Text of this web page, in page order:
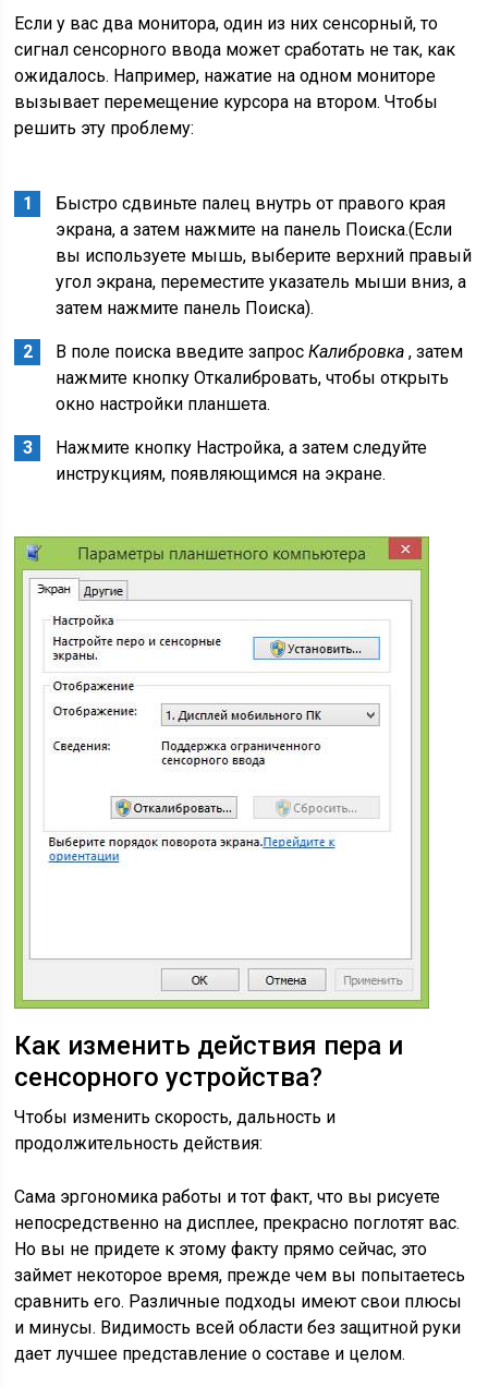
Если у вас два монитора, один из них сенсорный, то
сигнал сенсорного ввода может сработать не так, как
ожидалось. Например, нажатие на одном мониторе
вызывает перемещение курсора на втором. Чтобы
решить эту проблему:
Быстро сдвиньте палец внутрь от правого края
экрана, а затем нажмите на панель Поиска.(Если
вы используете мышь, выберите верхний правый
угол экрана, переместите указатель мыши вниз, а
затем нажмите панель Поиска).
В поле поиска введите запросКалибровка, затем
нажмите кнопку Откалибровать, чтобы открыть
окно настройки планшета.
Нажмите кнопку Настройка, а затем следуйте
инструкциям, появляющимся на экране.
Как изменить действия пера и
сенсорного устройства?
Чтобы изменить скорость, дальность и
продолжительность действия:
Сама эргономика работы и тот факт, что вы рисуете
непосредственно на дисплее, прекрасно поглотят вас.
Но вы не придете к этому факту прямо сейчас, это
займет некоторое время, прежде чем вы попытаетесь
сравнить его. Различные подходы имеют свои плюсы
и минусы. Видимость всей области без защитной руки
дает лучшее представление о составе и целом.